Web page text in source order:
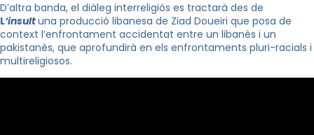
D’altra banda, el diàleg interreligiós es tractarà des de
L‘insultuna producció libanesa de Ziad Doueiri que posa de
context l’enfrontament accidentat entre un libanès i un
pakistanès, que aprofundirà en els enfrontaments pluri-racials i
multireligiosos.